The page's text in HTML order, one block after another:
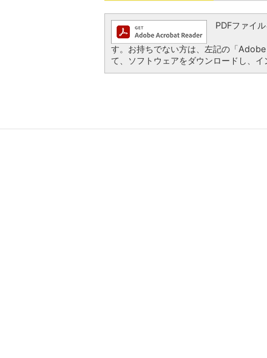
PDFファイ
す。お持ちでない方は、左記の「
て、ソフトウェアをダウンロードし、イ